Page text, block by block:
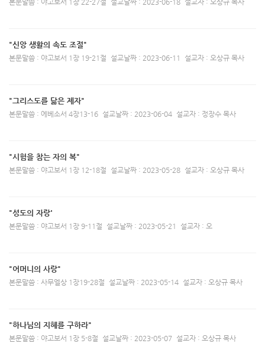
본문말씀 : 야고보서 1장 22-27절 설교날짜 : 2023-06-18 설교자 : 오상규 목사
"신앙 생활의 속도 조절"
본문말씀 : 야고보서 1장 19-21절 설교날짜 : 2023-06-11 설교자 : 오상규 목사
"그리스도를 닮은 제자"
본문말씀 : 에베소서 4장13-16 설교날짜 : 2023-06-04 설교자 : 정장수 목사
"시험을 참는 자의 복"
본문말씀 : 야고보서 1장 12-18절 설교날짜 : 2023-05-28 설교자 : 오상규 목사
"성도의 자랑'
본문말씀 : 야고보서 1장 9-11절 설교날짜 : 2023-05-21 설교자 : 오
"어머니의 사랑"
본문말씀 : 사무엘상 1장19-28절 설교날짜 : 2023-05-14 설교자 : 오상규 목사
"하나님의 지혜를 구하라"
본문말씀 : 야고보서 1장 5-8절 설교날짜 : 2023-05-07 설교자 : 오상규 목사